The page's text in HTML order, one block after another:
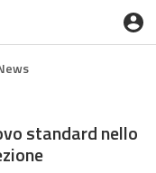
standard nello